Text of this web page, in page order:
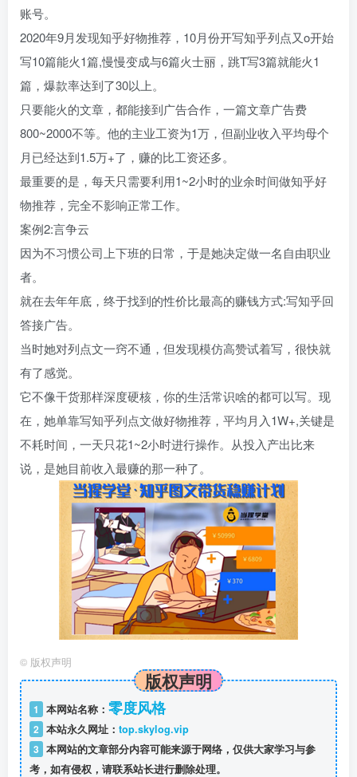
账号。
2020年9月发现知乎好物推荐，10月份开写知乎列点又o开始
写10篇能火1篇,慢慢变成与6篇火士丽，跳T写3篇就能火1
篇，爆款率达到了30以上。
只要能火的文章，都能接到广告合作，一篇文章广告费
800~2000不等。他的主业工资为1万，但副业收入平均母个
月已经达到1.5万+了，赚的比工资还多。
最重要的是，每天只需要利用1~2小时的业余时间做知乎好
物推荐，完全不影响正常工作。
案例2:言争云
因为不习惯公司上下班的日常，于是她决定做一名自由职业
者。
就在去年年底，终于找到的性价比最高的赚钱方式:写知乎回
答接广告。
当时她对列点文一窍不通，但发现模仿高赞试着写，很快就
有了感觉。
它不像干货那样深度硬核，你的生活常识啥的都可以写。现
在，她单靠写知乎列点文做好物推荐，平均月入1W+,关键是
不耗时间，一天只花1~2小时进行操作。从投入产出比来
说，是她目前收入最赚的那一种了。
© 版权声明
版权声明
1 本网站名称： 零度风格
2 本站永久网址： top.skylog.vip
3 本网站的文章部分内容可能来源于网络，仅供大家学习与参
考，如有侵权，请联系站长进行删除处理。